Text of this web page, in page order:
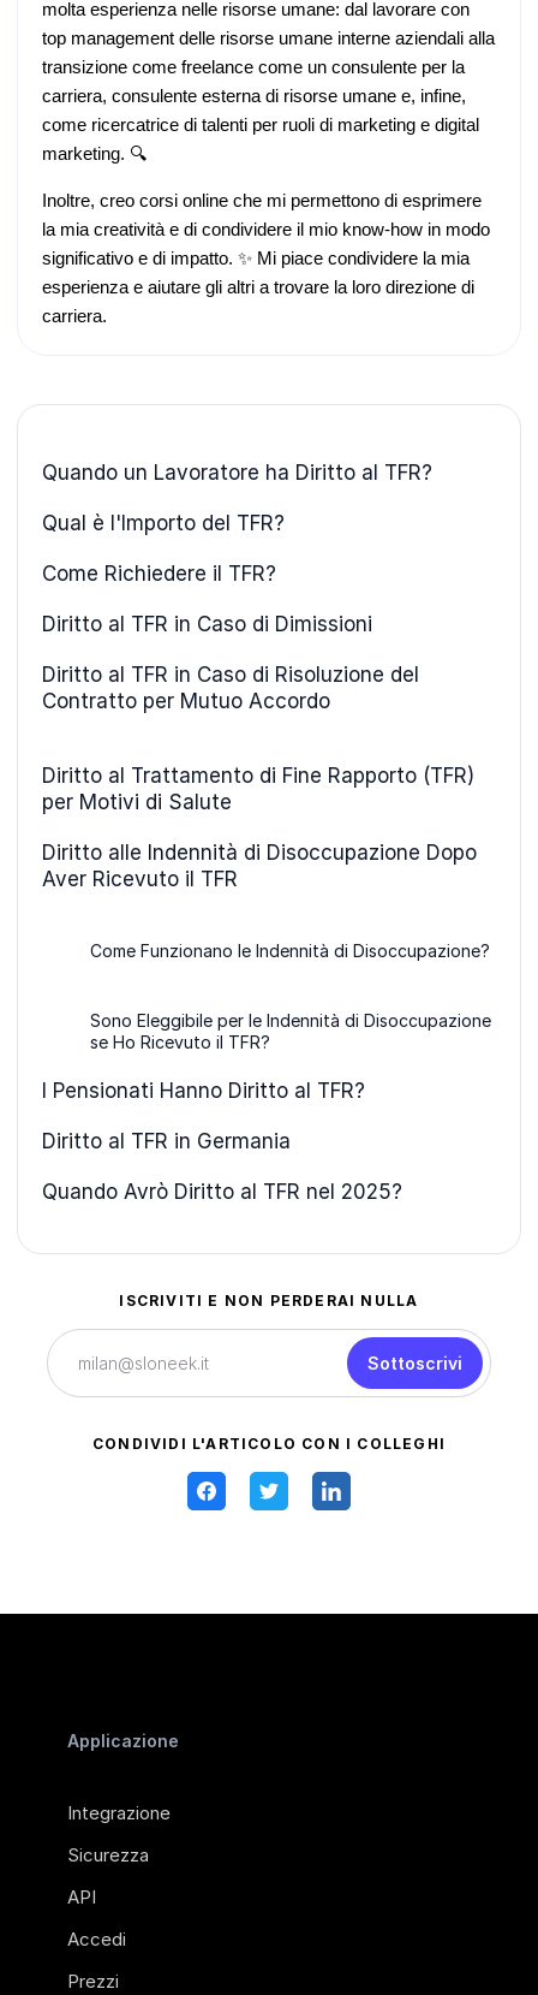
molta esperienza nelle risorse umane: dal lavorare con
top management delle risorse umane interne aziendali alla
transizione come freelance come un consulente per la
carriera, consulente esterna di risorse umane e, infine,
come ricercatrice di talenti per ruoli di marketing e digital
marketing. 🔍
Inoltre, creo corsi online che mi permettono di esprimere
la mia creatività e di condividere il mio know-how in modo
significativo e di impatto. ✨ Mi piace condividere la mia
esperienza e aiutare gli altri a trovare la loro direzione di
carriera.
Quando un Lavoratore ha Diritto al TFR?
Qual è l'Importo del TFR?
Come Richiedere il TFR?
Diritto al TFR in Caso di Dimissioni
Diritto al TFR in Caso di Risoluzione del
Contratto per Mutuo Accordo
Diritto al Trattamento di Fine Rapporto (TFR)
per Motivi di Salute
Diritto alle Indennità di Disoccupazione Dopo
Aver Ricevuto il TFR
Come Funzionano le Indennità di Disoccupazione?
Sono Eleggibile per le Indennità di Disoccupazione
se Ho Ricevuto il TFR?
I Pensionati Hanno Diritto al TFR?
Diritto al TFR in Germania
Quando Avrò Diritto al TFR nel 2025?
ISCRIVITI E NON PERDERAI NULLA
Sottoscrivi
CONDIVIDI L'ARTICOLO CON I COLLEGHI
Applicazione
Integrazione
Sicurezza
API
Accedi
Prezzi